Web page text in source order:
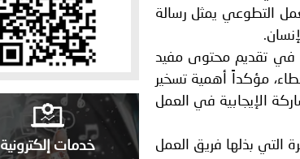
التطوعي يمثل رسالة
في تقديم محتوى مفيد
مؤكداً أهمية تسخير
الإيجابية في العمل
التي بذلها فريق العمل
خدمات إلكترونية